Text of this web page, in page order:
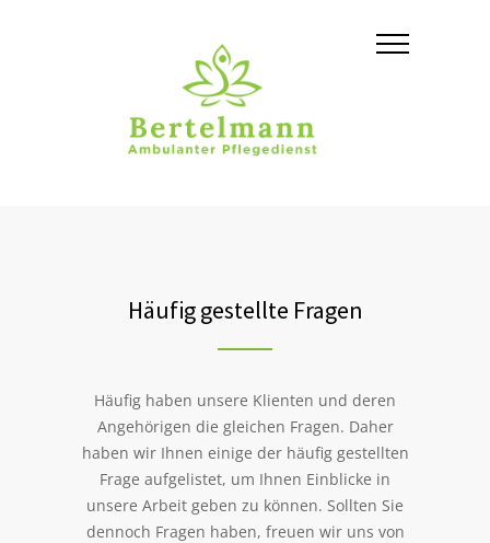
Häufig gestellte Fragen
Häufig haben unsere Klienten und deren
Angehörigen die gleichen Fragen. Daher
haben wir Ihnen einige der häufig gestellten
Frage aufgelistet, um Ihnen Einblicke in
unsere Arbeit geben zu können. Sollten Sie
dennoch Fragen haben, freuen wir uns von